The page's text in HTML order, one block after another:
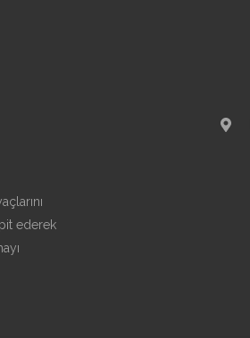
ederek